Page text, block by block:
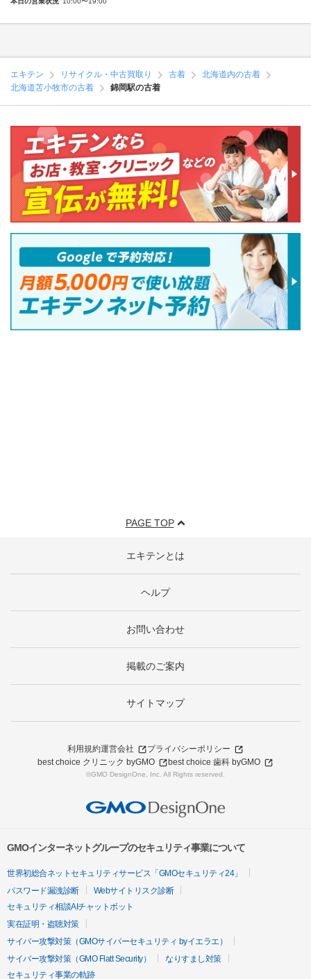
エキテン リサイクル・中古買取り 古着
北海道内の古着
北海道苫小牧市の古着
錦岡駅の古着
PAGE TOP
エキテンとは
ヘルプ
お問い合わせ
掲載のご案内
サイトマップ
利用規約運営会社
プライバシーポリシー
best choice クリニック byGMO
best choice 歯科 byGMO
©GMO DesignOne, Inc. All Rights reserved.
GMOインターネットグループのセキュリティ事業について
世界初総合ネットセキュリティサービス「GMOセキュリティ24」
パスワード漏洩診断
Webサイトリスク診断
セキュリティ相談AIチャットボット
実在証明・盗聴対策
サイバー攻撃対策（GMOサイバーセキュリティ byイエラエ）
サイバー攻撃対策（GMO Flatt Security）
なりすまし対策
セキュリティ事業の軌跡